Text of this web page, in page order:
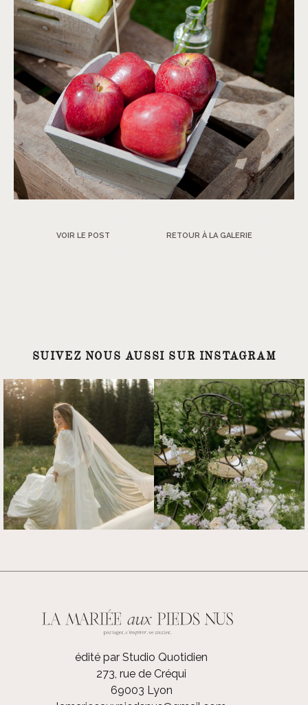
VOIR LE POST RETOUR À LA GALERIE
SUIVEZ NOUS AUSSI SUR INSTAGRAM
édité par Studio Quotidien
273, rue de Créqui
69003 Lyon